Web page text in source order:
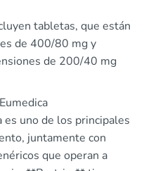
tabletas, que están
de 400/80 mg y
de 200/40 mg
uno de los principales
juntamente con
que operan a